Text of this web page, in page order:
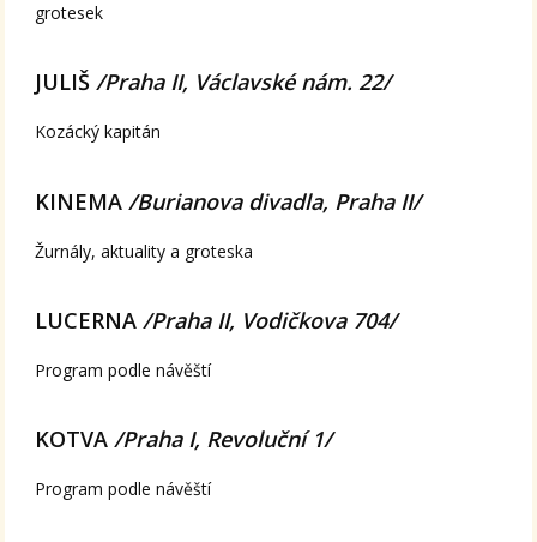
grotesek
JULIŠ/Praha II, Václavské nám. 22/
Kozácký kapitán
KINEMA /Burianova divadla, Praha II/
Žurnály, aktuality a groteska
LUCERNA /Praha II, Vodičkova 704/
Program podle návěští
KOTVA/Praha I, Revoluční 1/
Program podle návěští